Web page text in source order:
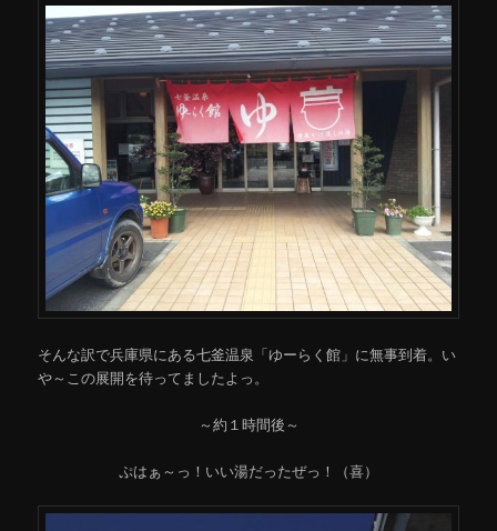
そんな訳で兵庫県にある七釜温泉「ゆーらく館」に無事到着。い
や～この展開を待ってましたよっ。
～約１時間後～
ぷはぁ～っ！いい湯だったぜっ！（喜）